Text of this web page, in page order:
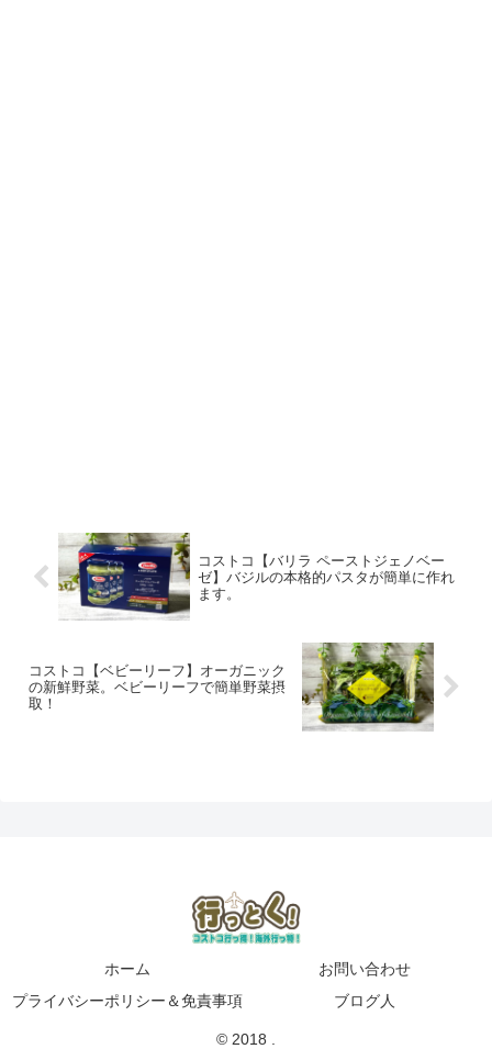
コストコ【バリラ ペーストジェノベー
ゼ】バジルの本格的パスタが簡単に作れ
ます。
コストコ【ベビーリーフ】オーガニック
の新鮮野菜。ベビーリーフで簡単野菜摂
取！
ホーム
お問い合わせ
プライバシーポリシー＆免責事項
ブログ人
© 2018 .